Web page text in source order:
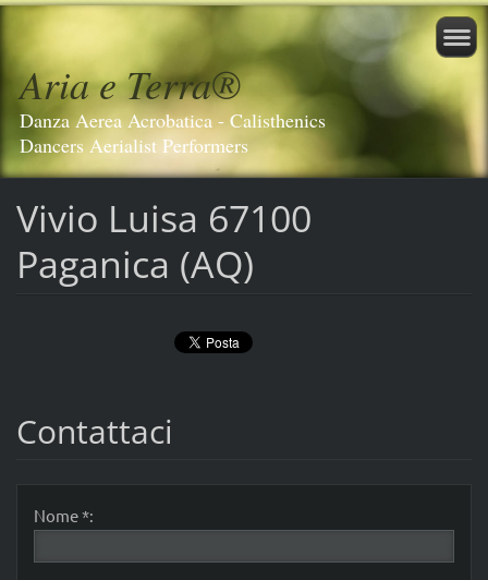
Aria e Terra®️
Danza Aerea Acrobatica - Calisthenics
Dancers Aerialist Performers
Vivio Luisa 67100
Paganica (AQ)
Contattaci
Nome *: